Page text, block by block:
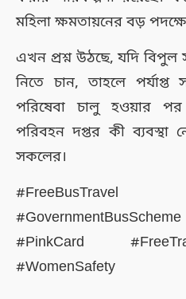
মহিলা ক্ষমতায়নের বড়
এখন প্রশ্ন উঠছে, যদি বিপুল
নিতে চান, তাহলে
পরিষেবা চালু হওয়ার পর
পরিবহন দপ্তর কী
সকলের।
#FreeBusTravel
#PinkCard
#WomenSafety